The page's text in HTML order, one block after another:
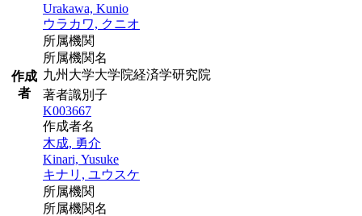
作成
者
Urakawa, Kunio
ウラカワ, クニオ
所属機関
所属機関名
九州大学大学院経済学研究院
著者識別子
K003667
作成者名
木成, 勇介
Kinari, Yusuke
キナリ, ユウスケ
所属機関
所属機関名